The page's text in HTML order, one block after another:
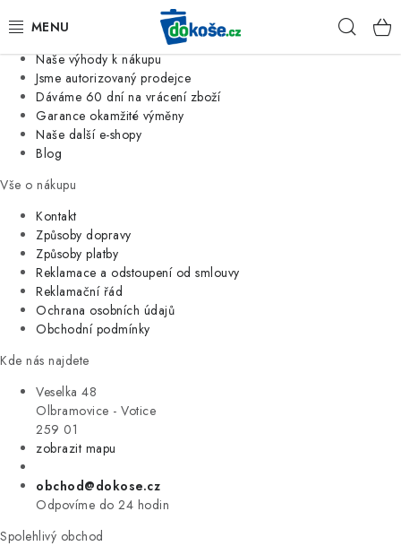
Jsme tradiční česká firma
Naše výhody k nákupu
Jsme autorizovaný prodejce
Dáváme 60 dní na vrácení zboží
Garance okamžité výměny
Naše další e-shopy
Blog
Vše o nákupu
Kontakt
Způsoby dopravy
Způsoby platby
Reklamace a odstoupení od smlouvy
Reklamační řád
Ochrana osobních údajů
Obchodní podmínky
Kde nás najdete
Veselka 48
Olbramovice - Votice
259 01
zobrazit mapu
obchod@dokose.cz
Odpovíme do 24 hodin
Spolehlivý obchod
KOŠE
SÁČKY
KUCHYNĚ
ORGANIZACE
DOMÁCNOST
ÚKLID
VÝPRODEJ
ZNAČKY
Úvod Kontakt Blog
Moje objednávka